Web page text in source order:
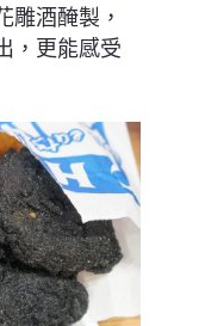
雕酒醃製，
，更能感受